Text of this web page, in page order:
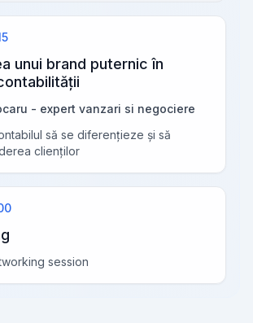
unui brand puternic în
- expert vanzari si negociere
să se diferențieze și să
clienților
session